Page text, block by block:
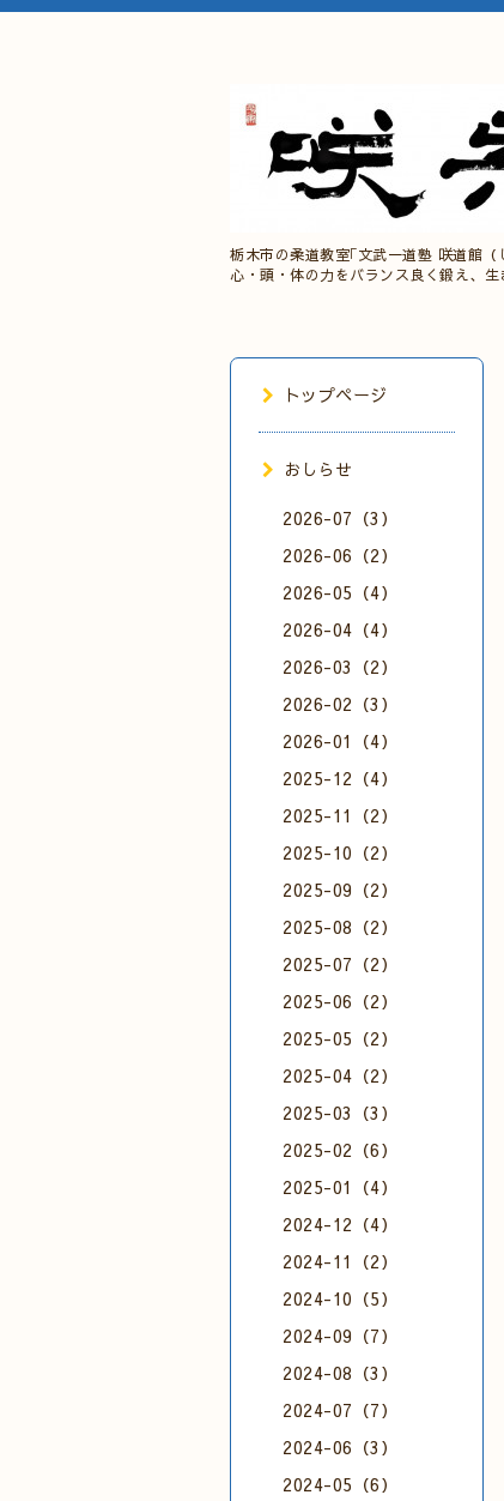
栃木市の柔道教室｢文武一道塾 咲道館（
心・頭・体の力をバランス良く鍛え、
トップページ
おしらせ
2026-07（3）
2026-06（2）
2026-05（4）
2026-04（4）
2026-03（2）
2026-02（3）
2026-01（4）
2025-12（4）
2025-11（2）
2025-10（2）
2025-09（2）
2025-08（2）
2025-07（2）
2025-06（2）
2025-05（2）
2025-04（2）
2025-03（3）
2025-02（6）
2025-01（4）
2024-12（4）
2024-11（2）
2024-10（5）
2024-09（7）
2024-08（3）
2024-07（7）
2024-06（3）
2024-05（6）